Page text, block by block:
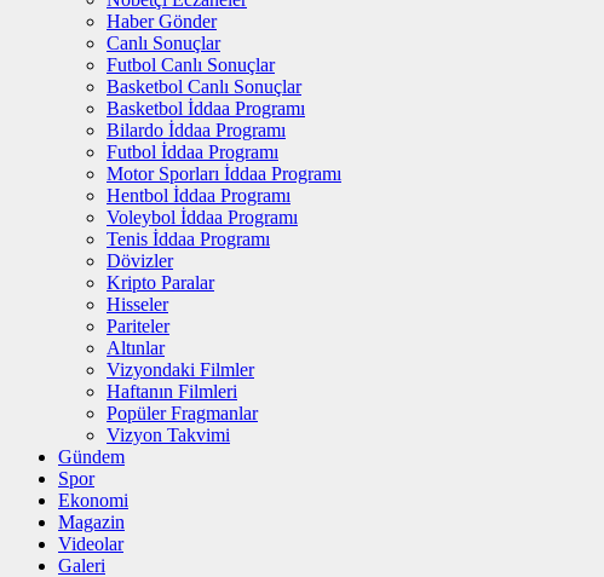
Haber Gönder
Canlı Sonuçlar
Futbol Canlı Sonuçlar
Basketbol Canlı Sonuçlar
Basketbol İddaa Programı
Bilardo İddaa Programı
Futbol İddaa Programı
Motor Sporları İddaa Programı
Hentbol İddaa Programı
Voleybol İddaa Programı
Tenis İddaa Programı
Dövizler
Kripto Paralar
Hisseler
Pariteler
Altınlar
Vizyondaki Filmler
Haftanın Filmleri
Popüler Fragmanlar
Vizyon Takvimi
Gündem
Spor
Ekonomi
Magazin
Videolar
Galeri